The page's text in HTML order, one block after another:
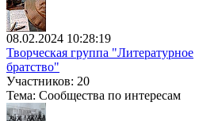
08.02.2024 10:28:19
Творческая группа "Литературное
братство"
Участников: 20
Тема: Сообщества по интересам